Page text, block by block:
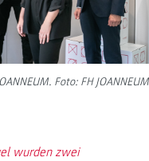
Foto: FH JOANNEUM
wurden zwei